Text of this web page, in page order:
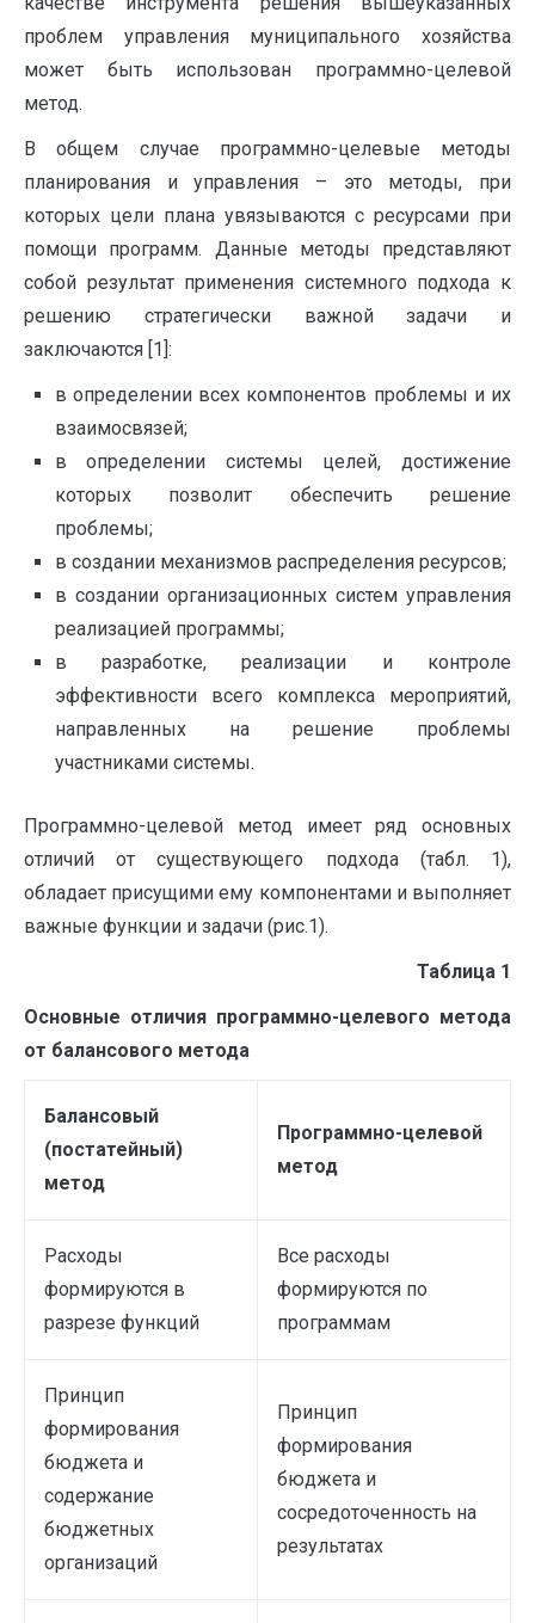
проблем управления муниципального хозяйства
может быть использован программно-целевой
метод.
В общем случае программно-целевые методы
планирования и управления – это методы, при
которых цели плана увязываются с ресурсами при
помощи программ. Данные методы представляют
собой результат применения системного подхода к
решению стратегически важной задачи и
заключаются [1]:
в определении всех компонентов проблемы и их
взаимосвязей;
в определении системы целей, достижение
которых позволит обеспечить решение
проблемы;
в создании механизмов распределения ресурсов;
в создании организационных систем управления
реализацией программы;
в разработке, реализации и контроле
эффективности всего комплекса мероприятий,
направленных на решение проблемы
участниками системы.
Программно-целевой метод имеет ряд основных
отличий от существующего подхода (табл. 1),
обладает присущими ему компонентами и выполняет
важные функции и задачи (рис.1).
Таблица 1
Основные отличия программно-целевого метода
от балансового метода
Балансовый
(постатейный)
метод
Программно-целевой
метод
Расходы
формируются в
разрезе функций
Все расходы
формируются по
программам
Принцип
формирования
бюджета и
содержание
бюджетных
организаций
Принцип
формирования
бюджета и
сосредоточенность на
результатах